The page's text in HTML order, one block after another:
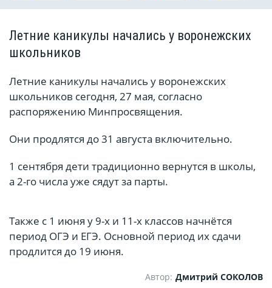
Летние каникулы начались у воронежских
школьников
Летние каникулы начались у воронежских
школьников сегодня, 27 мая, согласно
распоряжению Минпросвящения.
Они продлятся до 31 августа включительно.
1 сентября дети традиционно вернутся в школы,
а 2-го числа уже сядут за парты.
Также с 1 июня у 9-х и 11-х классов начнётся
период ОГЭ и ЕГЭ. Основной период их сдачи
продлится до 19 июня.
Автор: Дмитрий СОКОЛОВ